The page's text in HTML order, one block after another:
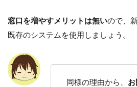
窓口を増やすメリットは無いので、
既存のシステムを使用しましょう。
同様の理由から、